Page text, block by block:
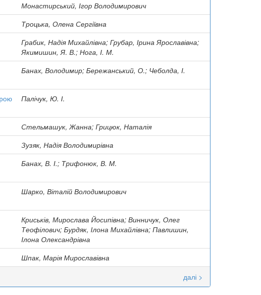
Монастирський, Ігор Володимирович
Троцька, Олена Сергіївна
Грабик, Надія Михайлівна; Грубар, Ірина Ярославівна;
Якимишин, Я. В.; Нога, І. М.
Банах, Володимир; Бережанський, О.; Чеболда, І.
Палічук, Ю. І.
Стельмашук, Жанна; Грицюк, Наталія
Зузяк, Надія Володимирівна
Банах, В. І.; Трифонюк, В. М.
Шарко, Віталій Володимирович
Криськів, Мирослава Йосипівна; Винничук, Олег
Теофілович; Бурдяк, Ілона Михайлівна; Павлишин,
Ілона Олександрівна
Шпак, Марія Мирославівна
далі >